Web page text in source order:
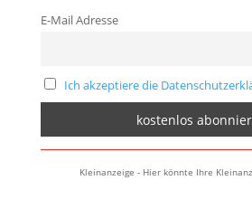
E-Mail Adresse
Ich akzeptiere die
Kleinanzeige - Hier könnte Ihre